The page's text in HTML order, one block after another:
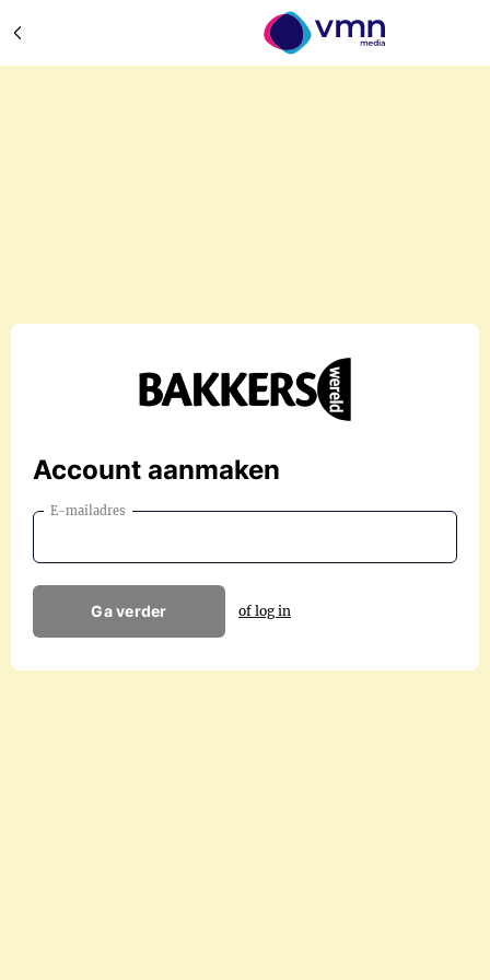
Account aanmaken
E-mailadres
Ga verder of log in